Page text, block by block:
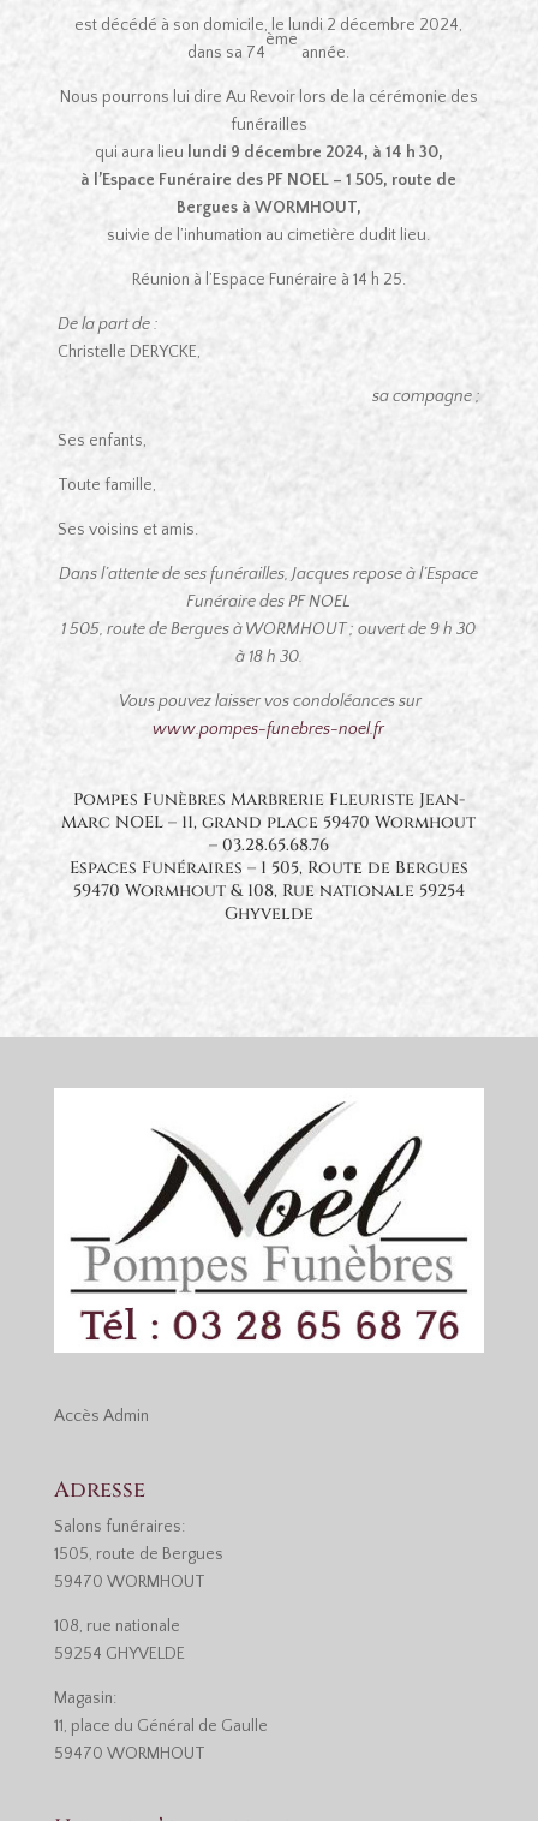
est décédé à son domicile, le lundi 2 décembre 2024,
dans sa 74
ème
année.
Nous pourrons lui dire Au Revoir lors de la cérémonie des
funérailles
qui aura lieu lundi 9 décembre 2024, à 14 h 30,
à l’Espace Funéraire des PF NOEL –1 505, route de
Bergues à WORMHOUT,
suivie de l’inhumation au cimetière dudit lieu.
Réunion à l’Espace Funéraire à 14 h 25.
De la part de :
Christelle DERYCKE,
sa compagne ;
Ses enfants,
Toute famille,
Ses voisins et amis.
Dans l’attente de ses funérailles, Jacques repose à l’Espace
Funéraire des PF NOEL
1 505, route de Bergues à WORMHOUT ; ouvert de 9 h 30
à 18 h 30.
Vous pouvez laisser vos condoléances sur
www.pompes-funebres-noel.fr
Pompes Funèbres Marbrerie Fleuriste Jean-
Marc NOEL – 11, grand place 59470 Wormhout
– 03.28.65.68.76
Espaces Funéraires – 1 505, Route de Bergues
59470 Wormhout & 108, Rue nationale 59254
Ghyvelde
Accès Admin
Adresse
Salons funéraires:
1505, route de Bergues
59470 WORMHOUT
108, rue nationale
59254 GHYVELDE
Magasin:
11, place du Général de Gaulle
59470 WORMHOUT